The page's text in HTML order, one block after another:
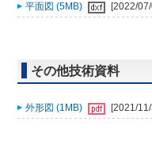
平面図 (5MB) [2022/
その他技術資料
外形図 (1MB) [2021/